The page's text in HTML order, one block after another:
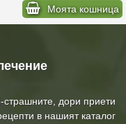
дори приети
в нашият каталог
Моята кошница